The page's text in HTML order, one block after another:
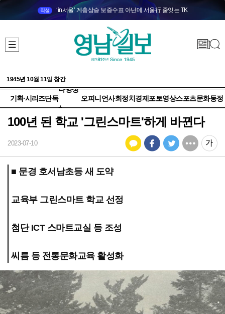
직설 ‘in서울’ 계층상승 보증수표 아닌데 서울行 줄잇는 TK
1945년 10월 11일 창간
기획·시리즈단독
다양성
+
오피니언사회정치 경제 포토영상스포츠문화동정
100년 된 학교 '그린스마트'하게 바뀐다
2023-07-10
■ 문경 호서남초등 새 도약
교육부 그린스마트 학교 선정
첨단 ICT 스마트교실 등 조성
씨름 등 전통문화교육 활성화